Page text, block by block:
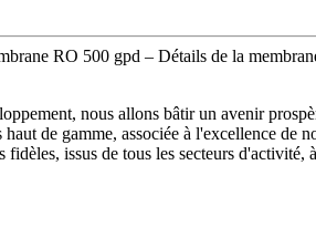
RO 500 gpd – Détails de la
nous allons bâtir un avenir
de gamme, associée à l'excellence de
issus de tous les secteurs d'activité,